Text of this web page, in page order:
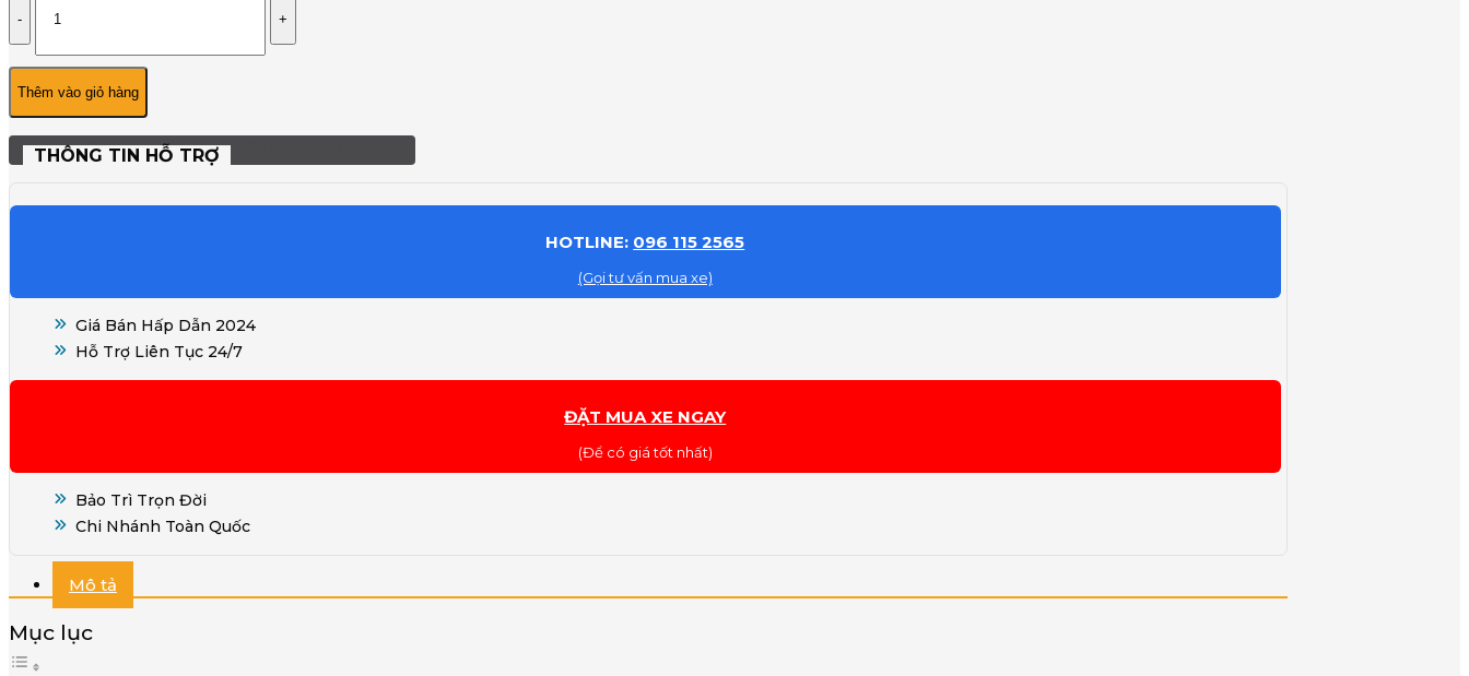
Nâng
Lithium
16
Tấn
Dòng
XH
số
Thêm vào giỏ hàng
MIỄN PHÍ VẬN CHUYỂN TOÀN QUỐC
THÔNG TIN HỖ TRỢ
HOTLINE: 096 115 2565
(Gọi tư vấn mua xe)
Giá Bán Hấp Dẫn 2024
Hỗ Trợ Liên Tục 24/7
ĐẶT MUA XE NGAY
(Để có giá tốt nhất)
Bảo Trì Trọn Đời
Chi Nhánh Toàn Quốc
Mô tả
Mục lục